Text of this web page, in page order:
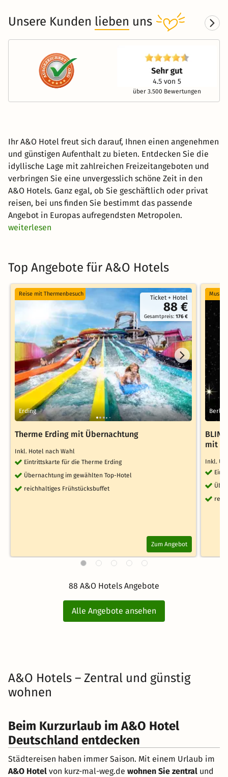
Unsere Kunden lieben uns
über 3.500 Bewertungen
Ihr A&O Hotel freut sich darauf, Ihnen einen angenehmen
und günstigen Aufenthalt zu bieten. Entdecken Sie die
idyllische Lage mit zahlreichen Freizeitangeboten und
verbringen Sie eine unvergesslich schöne Zeit in den
A&O Hotels. Ganz egal, ob Sie geschäftlich oder privat
reisen, bei uns finden Sie bestimmt das passende
Angebot in Europas aufregendsten Metropolen.
weiterlesen
Top Angebote für A&O Hotels
Ticket + Hotel
88 €
Gesamtpreis:176 €
Reise mit Thermenbesuch
Erding
Therme Erding mit Übernachtung
Inkl. Hotel nach Wahl
Eintrittskarte für die Therme Erding
Übernachtung im gewählten Top-Hotel
reichhaltiges Frühstücksbuffet
Zum Angebot
Berlin
mit
Inkl.
88 A&O Hotels Angebote
Alle Angebote ansehen
A&O Hotels – Zentral und günstig
wohnen
Beim Kurzurlaub im A&O Hotel
Deutschland entdecken
Städtereisen haben immer Saison. Mit einem Urlaub im
A&O Hotel von kurz-mal-weg.de wohnen Sie zentral und